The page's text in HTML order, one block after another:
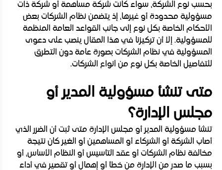
بحسب نوع الشركة، سواء كانت شركة مساهمة أو شركة ذات
مسؤولية محدودة أو غيرها، إذ يتضمن نظام الشركات بعض
الأحكام الخاصة بكل نوع إلى جانب القواعد العامة المنظمة
للمسؤولية. إلا أن تركيزنا في هذا المقال ينصب على دعوى
المسؤولية في نظام الشركات بصورة عامة دون التطرق
للتفاصيل الخاصة بكل نوع من أنواع الشركات.
متى تنشأ مسؤولية المدير أو
مجلس الإدارة؟
تنشأ مسؤولية المدير أو مجلس الإدارة متى ثبت أن الضرر الذي
أصاب الشركة أو الشركاء أو المساهمين أو الغير كان نتيجة
مخالفة نظام الشركات أو عقد التأسيس أو النظام الأساس، أو
بسبب ما صدر من الإدارة من خطأ أو إهمال أو تقصير في أداء